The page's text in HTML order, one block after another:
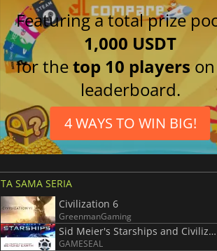
Featuring a total prize
1,000 USDT
for thetop 10 players
leaderboard.
4 WAYS TO WIN BIG!
TA SAMA SERIA
Civilization 6
GreenmanGaming
Sid Meier's Starships and Civilization Beyond Earth
GAMESEAL